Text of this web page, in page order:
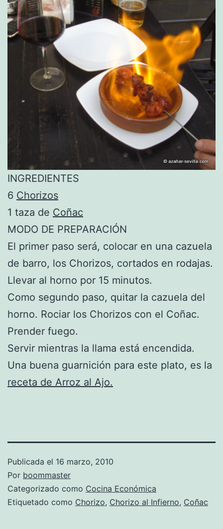
INGREDIENTES
6 Chorizos
1 taza de Coñac
MODO DE PREPARACIÓN
El primer paso será, colocar en una cazuela
de barro, los Chorizos, cortados en rodajas.
Llevar al horno por 15 minutos.
Como segundo paso, quitar la cazuela del
horno. Rociar los Chorizos con el Coñac.
Prender fuego.
Servir mientras la llama está encendida.
Una buena guarnición para este plato, es la
receta de Arroz al Ajo.
Publicada el 16 marzo, 2010
Por boommaster
Categorizado como Cocina Económica
Etiquetado como Chorizo, Chorizo al Infierno, Coñac